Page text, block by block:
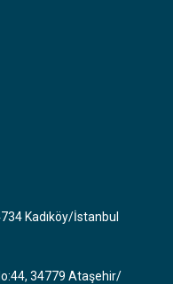
Kadıköy/İstanbul
34779 Ataşehir/